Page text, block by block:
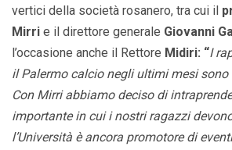
vertici della società rosanero, tra cui il
Mirri e il direttore generale Giovanni
l’occasione anche il Rettore Midiri: “I
il Palermo calcio negli ultimi mesi sono
Con Mirri abbiamo deciso di
importante in cui i nostri ragazzi
l’Università è ancora promotore di